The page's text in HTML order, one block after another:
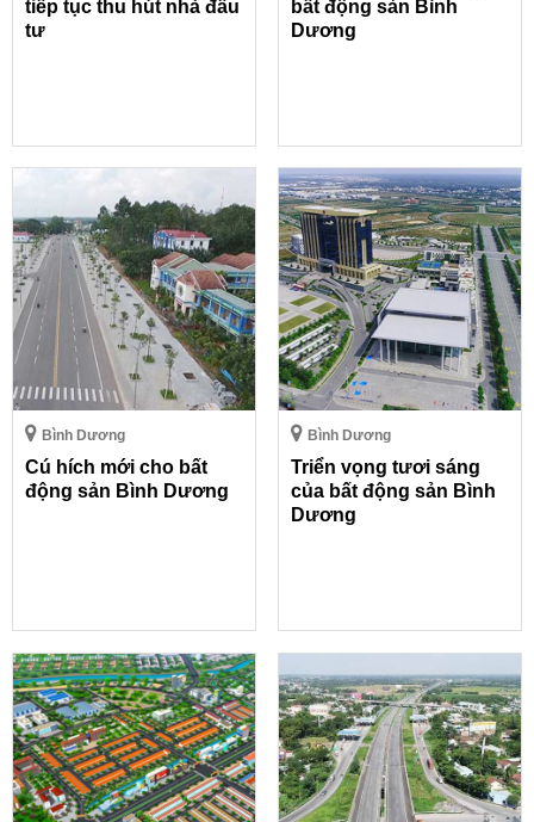
tiếp tục thu hút nhà đầu
tư
bất động sản Bình
Dương
Bình Dương
Cú hích mới cho bất
động sản Bình Dương
Bình Dương
Triển vọng tươi sáng
của bất động sản Bình
Dương